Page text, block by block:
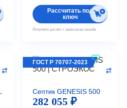
Рассчитать под
ключ
Получите расчёт с монтажом онлайн
Септик GENESIS 500
ГОСТ Р 70707-2023
282 055 ₽